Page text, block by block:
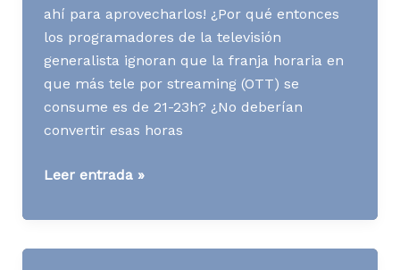
ahí para aprovecharlos! ¿Por qué entonces
los programadores de la televisión
generalista ignoran que la franja horaria en
que más tele por streaming (OTT) se
consume es de 21-23h? ¿No deberían
convertir esas horas
Media
S09
Leer entrada »